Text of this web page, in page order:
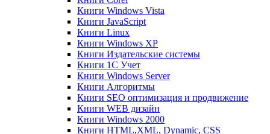
Книги Windows Vista
Книги JavaScript
Книги Linux
Книги Windows XP
Книги Издательские системы
Книги 1C Учет
Книги Windows Server
Книги Алгоритмы
Книги SEO оптимизация и продвижение
Книги WEB дизайн
Книги Windows 2000
Книги HTML,XML, Dynamic, CSS